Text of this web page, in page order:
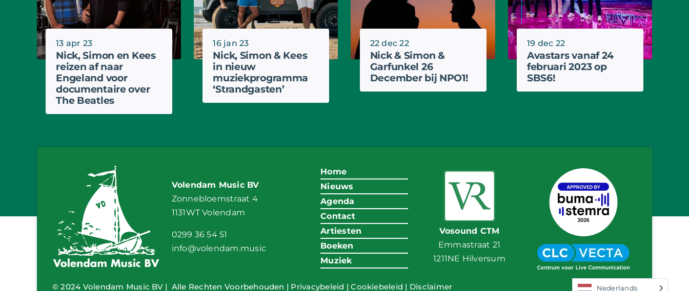
13 apr 23
Nick, Simon en Kees
reizen af naar
Engeland voor
documentaire over
The Beatles
16 jan 23
Nick, Simon & Kees
in nieuw
muziekprogramma
‘Strandgasten’
22 dec 22
Nick & Simon &
Garfunkel 26
December bij NPO1!
19 dec 22
Avastars vanaf 24
februari 2023 op
SBS6!
Volendam Music BV
Zonnebloemstraat 4
1131WT Volendam
0299 36 54 51
info@volendam.music
Home
Nieuws
Agenda
Contact
Artiesten
Boeken
Muziek
Vosound CTM
Emmastraat 21
1211NE Hilversum
© 2024 Volendam Music BV | Alle Rechten Voorbehouden | Privacybeleid |Cookiebeleid | Disclaimer Nederlands